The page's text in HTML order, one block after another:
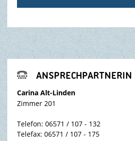
 ANSPRECHPARTNERIN
Carina Alt-Linden
Zimmer 201
Telefon: 06571 / 107 - 132
Telefax: 06571 / 107 - 175